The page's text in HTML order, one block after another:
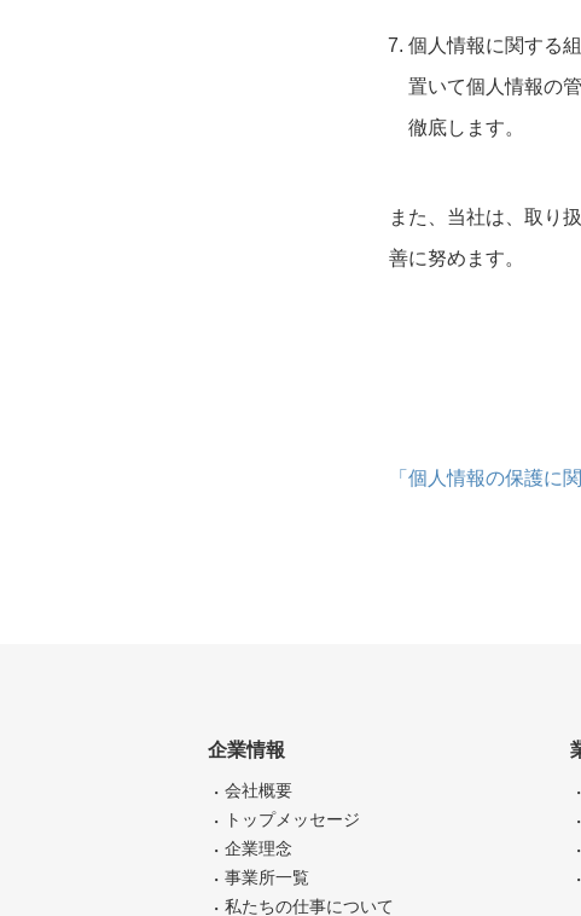
個人情報に関する
置いて個人情報の
徹底します。
また、当社は、取り
善に努めます。
「個人情報の保護に
企業情報
会社概要
トップメッセージ
企業理念
事業所一覧
私たちの仕事について